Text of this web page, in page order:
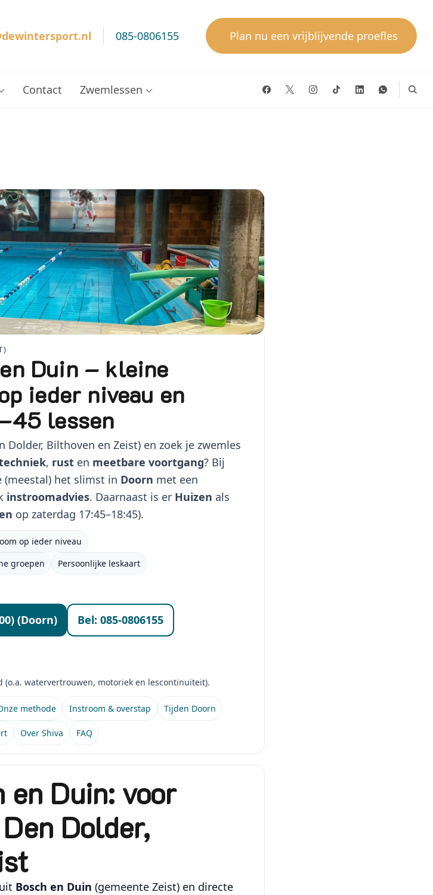
085-0806155 Plan nu een vrijblijvende proefles
Contact Zwemlessen
Duin – kleine
ieder niveau en
lessen
Dolder, Bilthoven en Zeist) en zoek je zwemles
, rust en meetbare voortgang? Bij
(meestal) het slimst in Doorn met een
instroomadvies. Daarnaast is er Huizen als
op zaterdag 17:45–18:45).
op ieder niveau
groepen
Persoonlijke leskaart
(Doorn) Bel: 085-0806155
watervertrouwen, motoriek en lescontinuïteit).
methode Instroom & overstap Tijden Doorn
Over Shiva FAQ
en Duin: voor
Dolder,
Bosch en Duin (gemeente Zeist) en directe